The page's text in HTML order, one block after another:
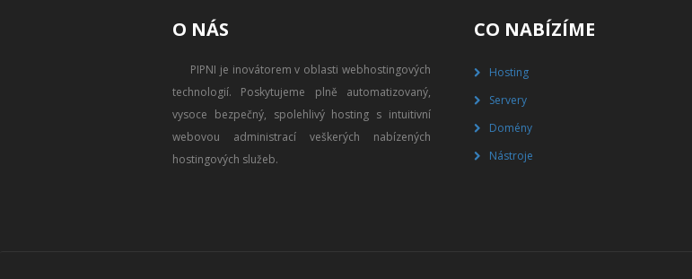
O NÁS
PIPNI je inovátorem v oblasti webhostingových
technologií. Poskytujeme plně automatizovaný,
vysoce bezpečný, spolehlivý hosting s intuitivní
webovou administrací veškerých nabízených
hostingových služeb.
CO NABÍZÍME
Hosting
Servery
Domény
Nástroje